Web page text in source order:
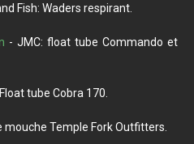
Fish: Waders respirant.
- JMC: float tube Commando et
tube Cobra 170.
mouche Temple Fork Outfitters.